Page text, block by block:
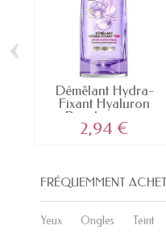
Démêlant Hydra-
Fixant Hyaluron
Repulp pour...
2,94 €
‹
FRÉQUEMMENT
Yeux Ongles Teint